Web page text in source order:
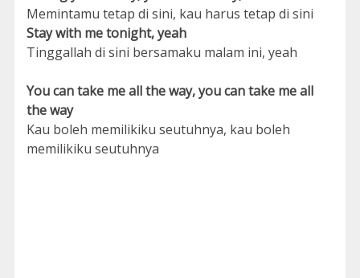
Memintamu tetap di sini, kau harus tetap di sini
Stay with me tonight, yeah
Tinggallah di sini bersamaku malam ini, yeah
You can take me all the way, you can take me all
the way
Kau boleh memilikiku seutuhnya, kau boleh
memilikiku seutuhnya